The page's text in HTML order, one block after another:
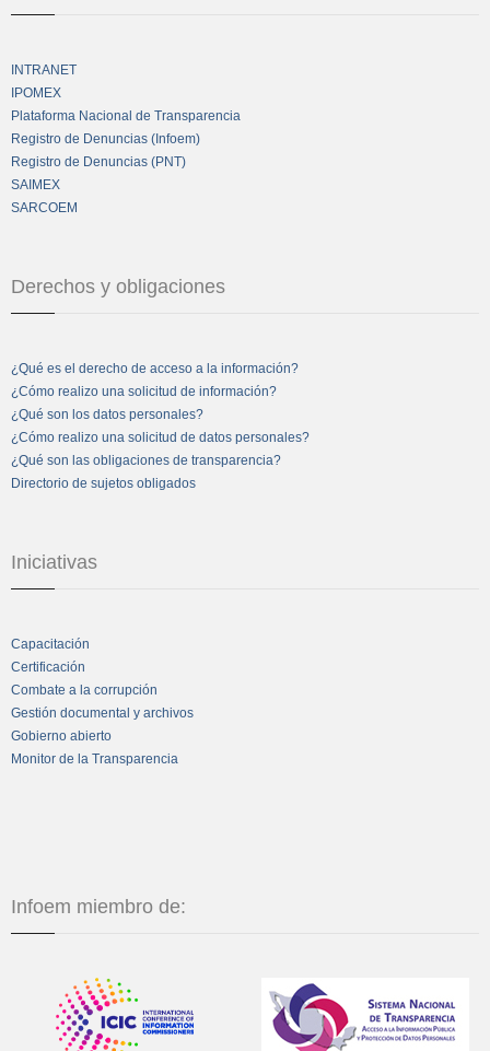
INTRANET
IPOMEX
Plataforma Nacional de Transparencia
Registro de Denuncias (Infoem)
Registro de Denuncias (PNT)
SAIMEX
SARCOEM
Derechos y obligaciones
¿Qué es el derecho de acceso a la información?
¿Cómo realizo una solicitud de información?
¿Qué son los datos personales?
¿Cómo realizo una solicitud de datos personales?
¿Qué son las obligaciones de transparencia?
Directorio de sujetos obligados
Iniciativas
Capacitación
Certificación
Combate a la corrupción
Gestión documental y archivos
Gobierno abierto
Monitor de la Transparencia
Infoem miembro de: